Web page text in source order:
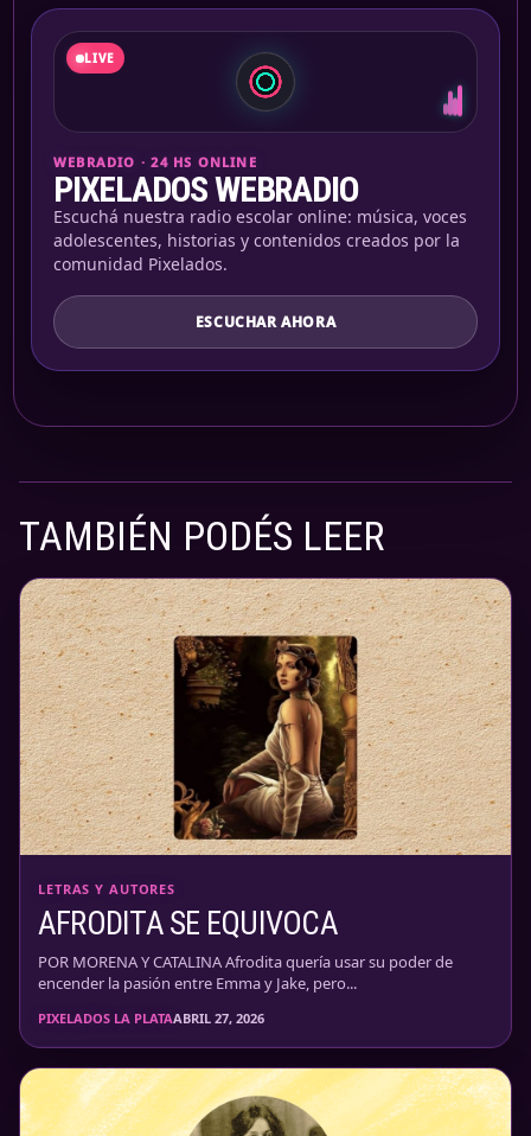
LIVE
WEBRADIO · 24 HS ONLINE
PIXELADOS WEBRADIO
Escuchá nuestra radio escolar online: música, voces
adolescentes, historias y contenidos creados por la
comunidad Pixelados.
ESCUCHAR AHORA
TAMBIÉN PODÉS LEER
LETRAS Y AUTORES
AFRODITA SE EQUIVOCA
POR MORENA Y CATALINA Afrodita quería usar su poder de
encender la pasión entre Emma y Jake, pero...
PIXELADOS LA PLATAABRIL 27, 2026